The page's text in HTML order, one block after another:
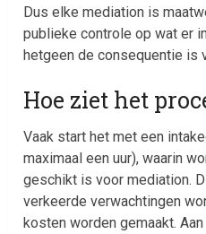
Dus elke mediation is
publieke controle op wat er
hetgeen de consequentie is
Hoe ziet het
Vaak start het met een
maximaal een uur), waarin
geschikt is voor mediation.
verkeerde verwachtingen
kosten worden gemaakt.